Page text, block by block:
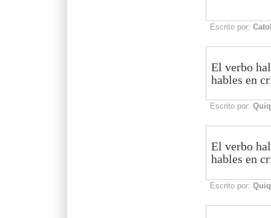
Escrito por:
El verbo
hables en
Escrito por:
El verbo
hables en
Escrito por: